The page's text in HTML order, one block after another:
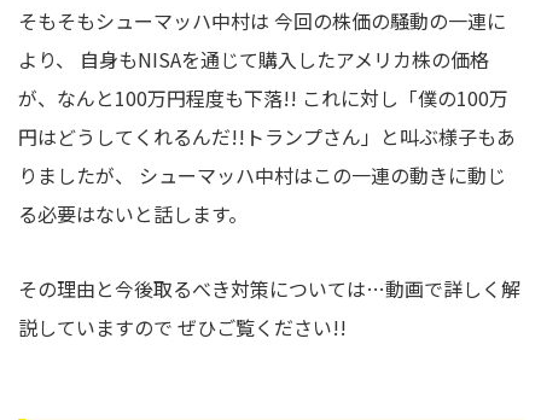
そもそもシューマッハ中村は 今回の株価の騒動の一連に
より、 自身もNISAを通じて購入したアメリカ株の価格
が、なんと100万円程度も下落!! これに対し「僕の100万
円はどうしてくれるんだ!!トランプさん」と叫ぶ様子もあ
りましたが、 シューマッハ中村はこの一連の動きに動じ
る必要はないと話します。
その理由と今後取るべき対策については…動画で詳しく解
説していますので ぜひご覧ください!!